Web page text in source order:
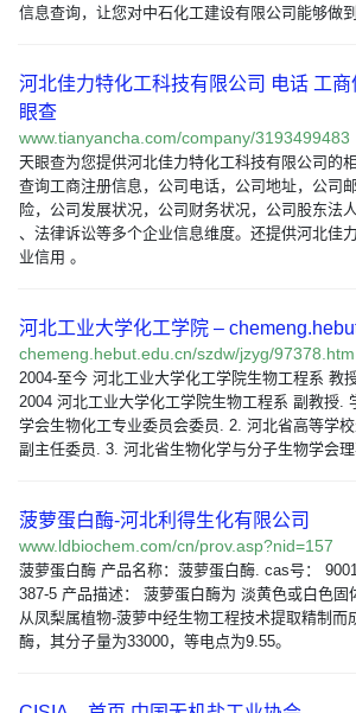
信息查询，让您对中石化工建设有限公司能够做
河北佳力特化工科技有限公司 电话 工
眼查
www.tianyancha.com/company/3193499483
天眼查为您提供河北佳力特化工科技有限公司的
查询工商注册信息，公司电话，公司地址，公司
险，公司发展状况，公司财务状况，公司股东法人
、法律诉讼等多个企业信息维度。还提供河北佳
业信用 。
河北工业大学化工学院 –
chemeng.hebut.edu.cn/szdw/jzyg/97378.htm
2004-至今 河北工业大学化工学院生物工程系 教
2004 河北工业大学化工学院生物工程系 副教授.
学会生物化工专业委员会委员. 2. 河北省高等学
副主任委员. 3. 河北省生物化学与分子生物学会理
菠萝蛋白酶-河北利得生化有限公司
www.ldbiochem.com/cn/prov.asp?nid=157
菠萝蛋白酶 产品名称：菠萝蛋白酶. cas号：
387-5 产品描述： 菠萝蛋白酶为 淡黄色或白色固
从凤梨属植物-菠萝中经生物工程技术提取精制而
酶，其分子量为33000，等电点为9.55。